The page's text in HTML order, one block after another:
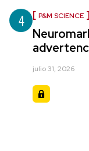
4 P&M SCIENCE
julio 31, 2026